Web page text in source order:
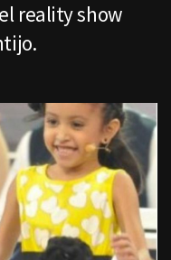
reality show